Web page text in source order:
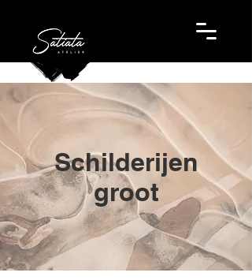
Schilderijen
groot